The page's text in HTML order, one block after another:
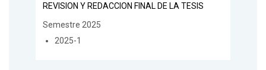
REVISION Y REDACCION FINAL DE LA TESIS
Semestre 2025
2025-1